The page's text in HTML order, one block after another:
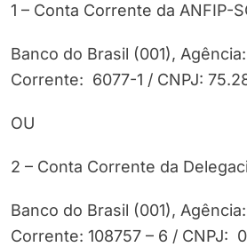
1 – Conta Corrente da ANFIP-
Banco do Brasil (001),
Corrente: 6077-1 / CNPJ:
OU
2 – Conta Corrente da
Banco do Brasil (001),
Corrente: 108757 – 6 / CNPJ: